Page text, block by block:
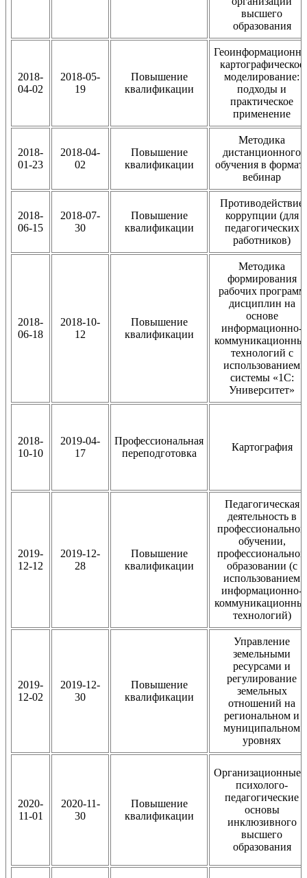
высшего
образования
2018-
04-02
2018-05-
19
Повышение
квалификации
картографическое
моделирование:
подходы и
практическое
применение
2018-
01-23
2018-04-
02
Повышение
квалификации
Методика
дистанционного
обучения в
вебинар
2018-
06-15
2018-07-
30
Повышение
квалификации
Противодействие
коррупции (для
педагогических
работников)
2018-
06-18
2018-10-
12
Повышение
квалификации
Методика
формирования
рабочих программ
дисциплин на
основе
информационно-
технологий c
использованием
системы «1С:
Университет»
2018-
10-10
2019-04-
17
Профессиональная
переподготовка
Картография
2019-
12-12
2019-12-
28
Повышение
квалификации
Педагогическая
деятельность в
профессиональном
обучении,
профессиональном
образовании (с
использованием
информационно-
технологий)
2019-
12-02
2019-12-
30
Повышение
квалификации
Управление
земельными
ресурсами и
регулирование
земельных
отношений на
региональном и
муниципальном
уровнях
2020-
11-01
2020-11-
30
Повышение
квалификации
Организационные
психолого-
педагогические
основы
инклюзивного
высшего
образования